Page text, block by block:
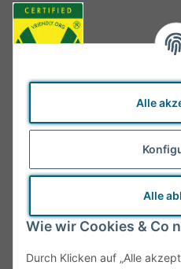
Alle
Alle
Wie wir Cookies & Co
Durch Klicken auf „Alle